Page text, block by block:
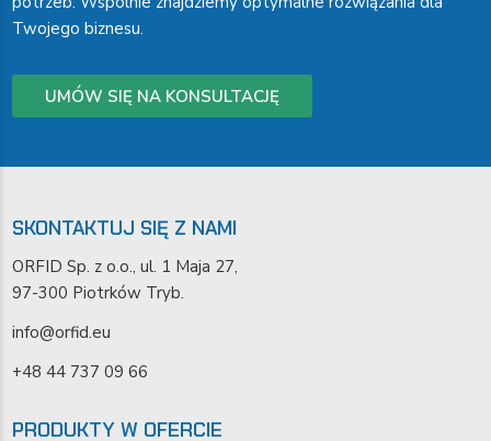
Twojego biznesu.
UMÓW SIĘ NA KONSULTACJĘ
SKONTAKTUJ SIĘ Z NAMI
ORFID Sp. z o.o., ul. 1 Maja 27,
97-300 Piotrków Tryb.
info@orfid.eu
+48 44 737 09 66
PRODUKTY W OFERCIE